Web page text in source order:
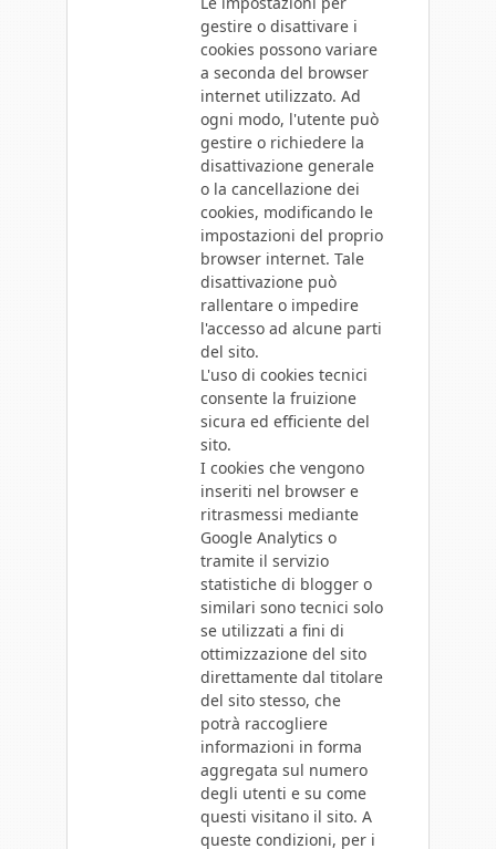
gestire o disattivare i
cookies possono variare
a seconda del browser
internet utilizzato. Ad
ogni modo, l'utente può
gestire o richiedere la
disattivazione generale
o la cancellazione dei
cookies, modificando le
impostazioni del proprio
browser internet. Tale
disattivazione può
rallentare o impedire
l'accesso ad alcune parti
del sito.
L'uso di cookies tecnici
consente la fruizione
sicura ed efficiente del
sito.
I cookies che vengono
inseriti nel browser e
ritrasmessi mediante
Google Analytics o
tramite il servizio
statistiche di blogger o
similari sono tecnici solo
se utilizzati a fini di
ottimizzazione del sito
direttamente dal titolare
del sito stesso, che
potrà raccogliere
informazioni in forma
aggregata sul numero
degli utenti e su come
questi visitano il sito. A
queste condizioni, per i